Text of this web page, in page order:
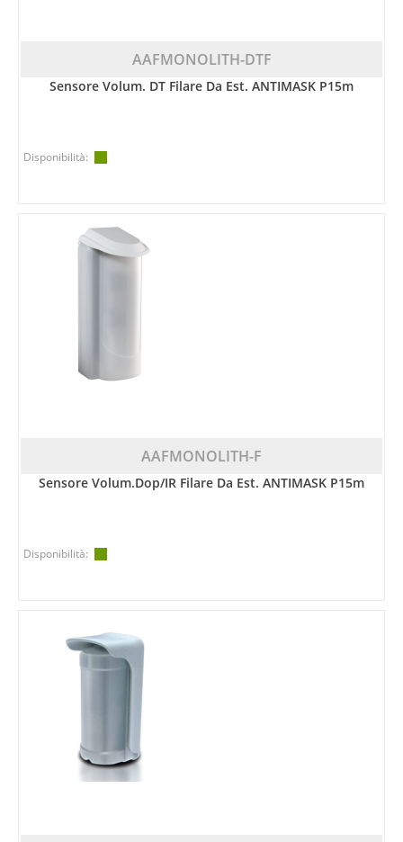
AAFMONOLITH-DTF
Sensore Volum. DT Filare Da Est. ANTIMASK P15m
Disponibilità:
AAFMONOLITH-F
Sensore Volum.dop/IR Filare Da Est. ANTIMASK P15m
Disponibilità: